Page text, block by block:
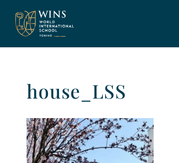
house_LSS